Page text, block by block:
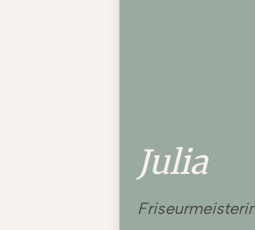
Julia